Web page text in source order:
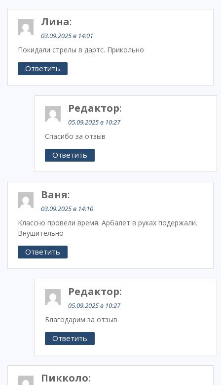
Лина:
03.09.2025 в 14:01
Покидали стрелы в дартс. Прикольно
Ответить
Редактор:
05.09.2025 в 10:27
Спасибо за отзыв
Ответить
Ваня:
03.09.2025 в 14:10
Классно провели время. Арбалет в руках подержали.
Внушительно
Ответить
Редактор:
05.09.2025 в 10:27
Благодарим за отзыв
Ответить
Пикколо: